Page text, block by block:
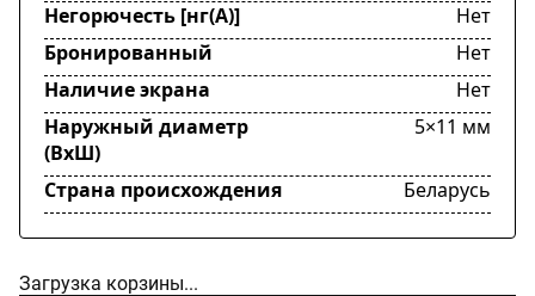
Негорючесть [нг(А)]
Нет
Бронированный
Нет
Наличие экрана
Нет
Наружный диаметр
(ВхШ)
5×11 мм
Страна происхождения Беларусь
Загрузка корзины...